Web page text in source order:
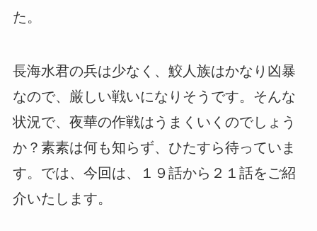
た。
長海水君の兵は少なく、鮫人族はかなり凶暴
なので、厳しい戦いになりそうです。そんな
状況で、夜華の作戦はうまくいくのでしょう
か？素素は何も知らず、ひたすら待っていま
す。では、今回は、１９話から２１話をご紹
介いたします。